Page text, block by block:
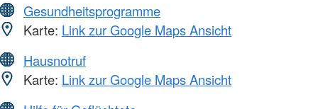
Gesundheitsprogramme
Karte: Link zur Google Maps Ansicht
Hausnotruf
Karte: Link zur Google Maps Ansicht